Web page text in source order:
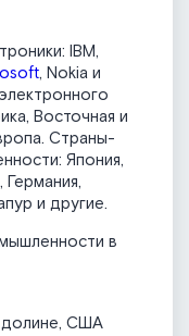
IBM,
, Nokia и
Восточная и
Страны-
Япония,
и другие.
долине, США